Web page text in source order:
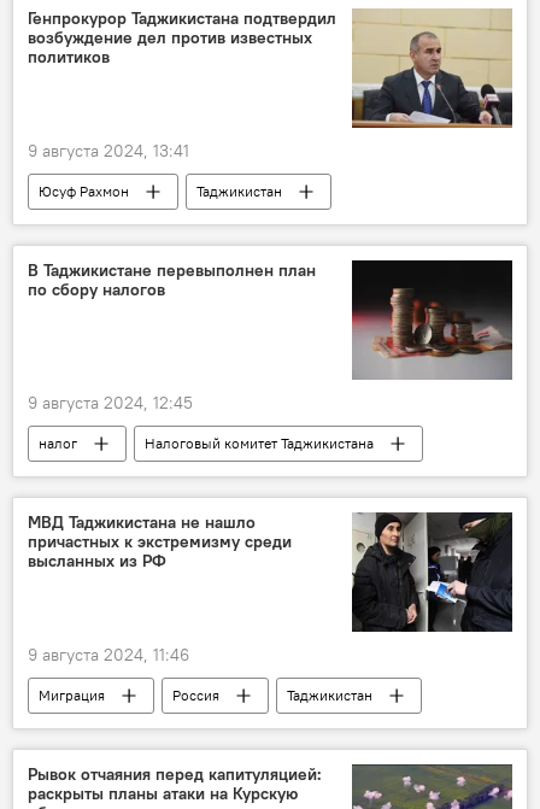
Угроза терактов в России
Генпрокурор Таджикистана подтвердил
возбуждение дел против известных
политиков
9 августа 2024, 13:41
Юсуф Рахмон
Таджикистан
Генпрокуратура Таджикистана
В Таджикистане перевыполнен план
по сбору налогов
9 августа 2024, 12:45
налог
Налоговый комитет Таджикистана
Таджикистан
финансы
МВД Таджикистана не нашло
причастных к экстремизму среди
высланных из РФ
9 августа 2024, 11:46
Миграция Россия
Таджикистан
МВД Таджикистана
Рывок отчаяния перед капитуляцией:
раскрыты планы атаки на Курскую